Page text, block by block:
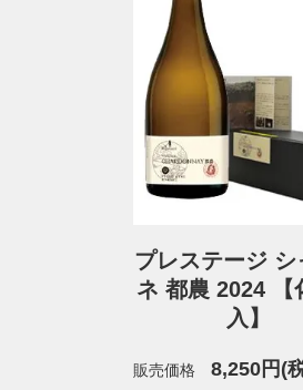
プレステージ シ
ネ 都農 2024 【
入】
販売価格 8,250円(